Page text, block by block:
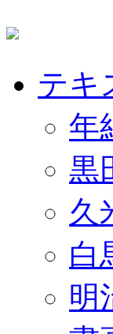
テキ
年
黒
久
白
明